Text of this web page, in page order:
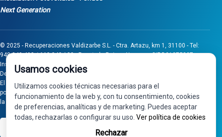
Next Generation
© 2025 - Recuperaciones Valdizarbe S.L. - Ctra. Artazu, km 1, 31100 - Tel:
948 340 498 / 668 848 123 - Puente la Reina - Navarra - CIF B31275837.
Inscrita en el Registro Mercantil de Navarra, Tomo 32, Folio 75, Hoja 525.
Desarrollado porSeintosoft
El proyecto de inversión "0011-0558-2024-000008" ha sido subvencionado
por Gobierno de Navarra al amparo de la convocatoria de 2024 de Ayudas a
la inversión en pymes industriales
Usamos cookies
Utilizamos cookies técnicas necesarias para el
funcionamiento de la web y, con tu consentimiento, cookies
de preferencias, analíticas y de marketing. Puedes aceptar
todas, rechazarlas o configurar su uso. Ver política de cookies
Rechazar